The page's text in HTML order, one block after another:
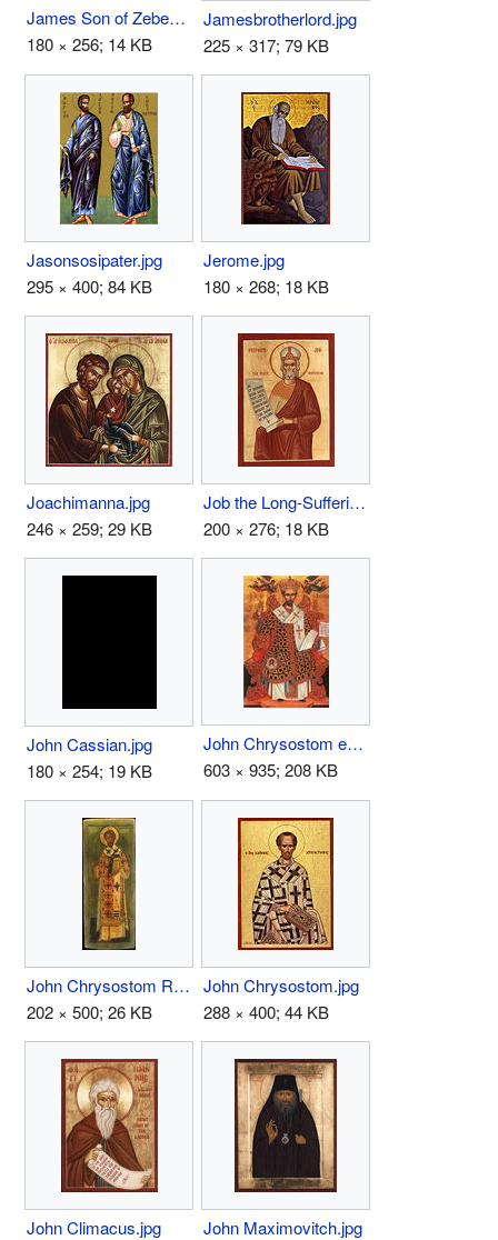
James Son of Zebedee.JPG
180 × 256; 14 KB
Jamesbrotherlord.jpg
225 × 317; 79 KB
Jasonsosipater.jpg
295 × 400; 84 KB
Jerome.jpg
180 × 268; 18 KB
Joachimanna.jpg
246 × 259; 29 KB
Job the Long-Suffering.jpg
200 × 276; 18 KB
John Cassian.jpg
180 × 254; 19 KB
John Chrysostom enthroned.jpg
603 × 935; 208 KB
John Chrysostom Russian.jpg
202 × 500; 26 KB
John Chrysostom.jpg
288 × 400; 44 KB
John Climacus.jpg
John Maximovitch.jpg